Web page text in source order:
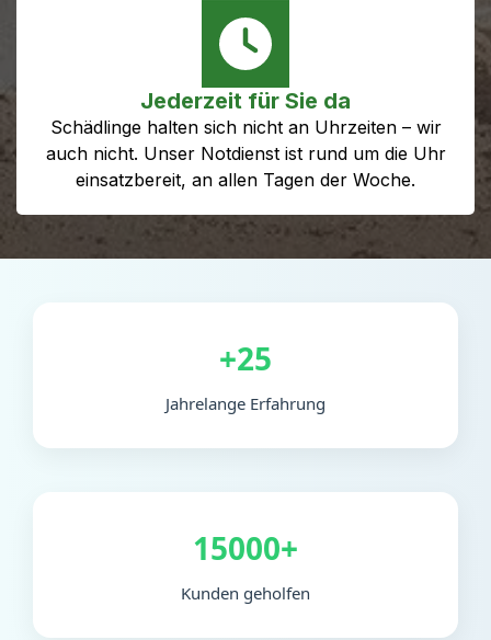
Jederzeit für Sie da
Schädlinge halten sich nicht an Uhrzeiten – wir
auch nicht. Unser Notdienst ist rund um die Uhr
einsatzbereit, an allen Tagen der Woche.
+25
Jahrelange Erfahrung
15000+
Kunden geholfen